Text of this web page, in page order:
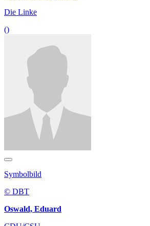
Die Linke
()
Symbolbild
© DBT
Oswald, Eduard